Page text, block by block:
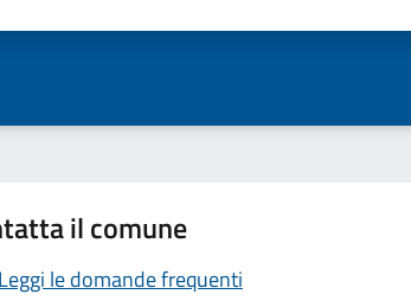
il comune
le domande frequenti